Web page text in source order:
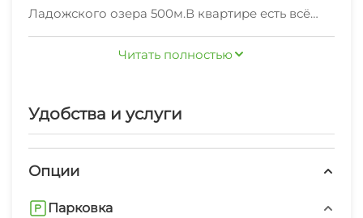
Ладожского озера 500м.В квартире есть всё
необходимое для комфортного проживания
(холодильник, электроплита, чайник, телевизор,
предоставляются.Дополнительно можем
Ладожским шхерам, о.Валаам, рыбалку на
баня на дровах. Последние фото в объявлении.
Читать полностью
Удобства и услуги
Опции
Парковка